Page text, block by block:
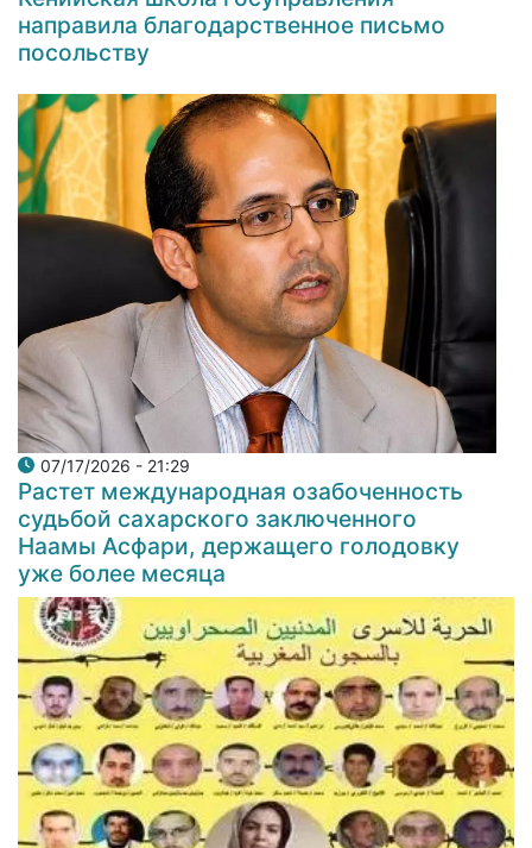
направила благодарственное письмо
посольству
07/17/2026 - 21:29
Растет международная озабоченность
судьбой сахарского заключенного
Наамы Асфари, держащего голодовку
уже более месяца